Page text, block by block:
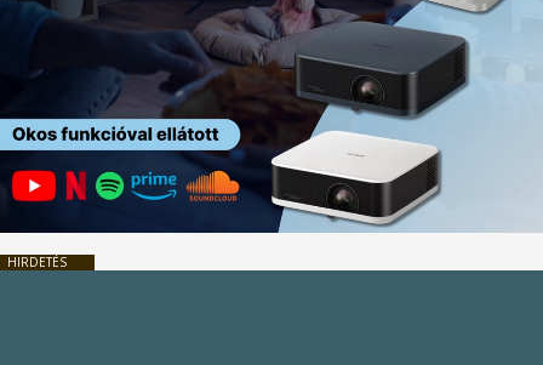
HIRDETÉS